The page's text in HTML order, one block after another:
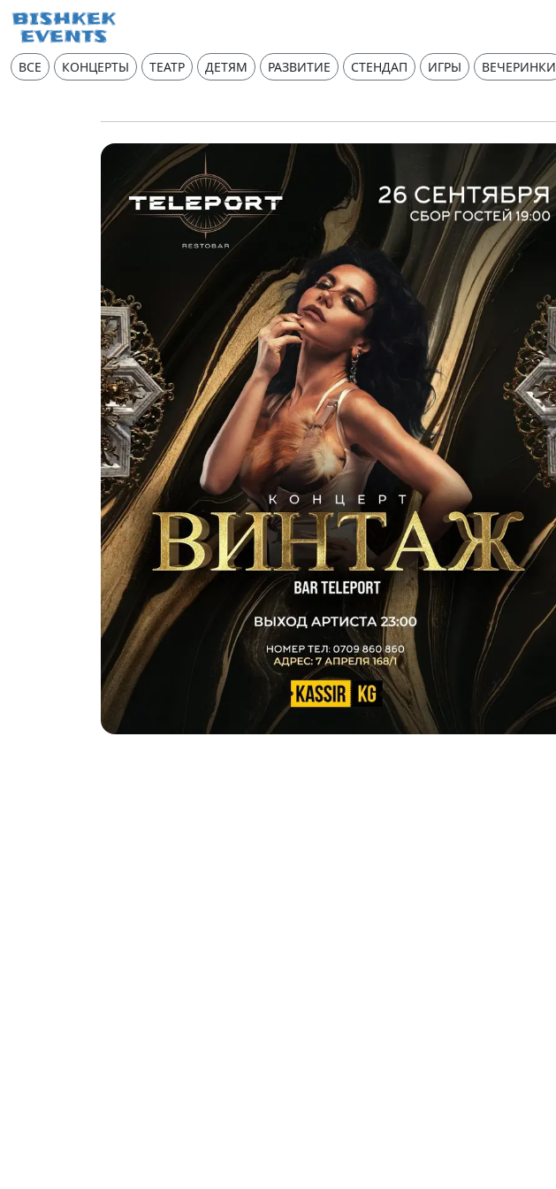
ВСЕ КОНЦЕРТЫ ТЕАТР ДЕТЯМ РАЗВИТИЕ СТЕНДАП ИГРЫ ВЕЧЕРИНКИ